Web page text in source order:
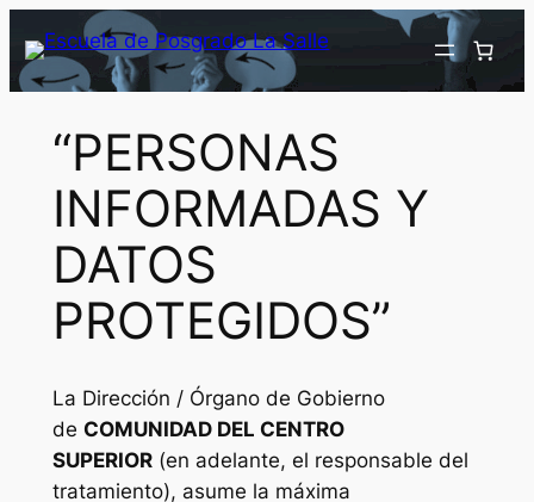
contenido
“PERSONAS
INFORMADAS Y
DATOS
PROTEGIDOS”
La Dirección / Órgano de Gobierno
de COMUNIDAD DEL CENTRO
SUPERIOR(en adelante, el responsable del
tratamiento), asume la máxima